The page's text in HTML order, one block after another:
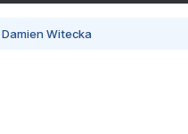
Witecka